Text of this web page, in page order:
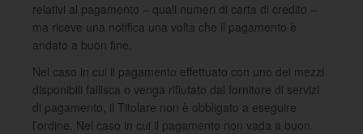
relativi al pagamento – quali numeri di carta di credito –
ma riceve una notifica una volta che il pagamento è
andato a buon fine.
Nel caso in cui il pagamento effettuato con uno dei mezzi
disponibili fallisca o venga rifiutato dal fornitore di servizi
di pagamento, il Titolare non è obbligato a eseguire
l’ordine. Nel caso in cui il pagamento non vada a buon